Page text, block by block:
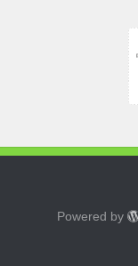
Powered by